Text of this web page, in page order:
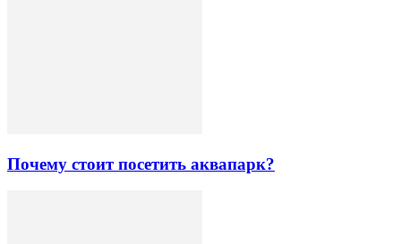
Почему стоит посетить аквапарк?